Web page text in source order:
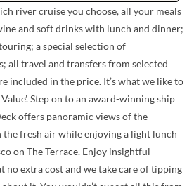
river cruise you choose, all your meals
and soft drinks with lunch and dinner;
a special selection of
all travel and transfers from selected
included in the price. It’s what we like to
Step on to an award-winning ship
offers panoramic views of the
the fresh air while enjoying a light lunch
on The Terrace. Enjoy insightful
no extra cost and we take care of tipping